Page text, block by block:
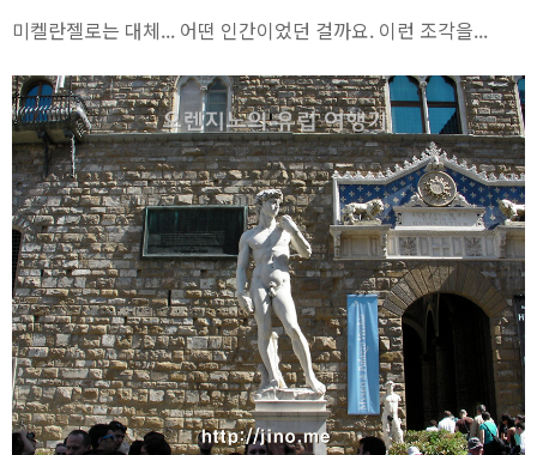
미켈란젤로는 대체... 어떤 인간이었던 걸까요. 이런 조각을...